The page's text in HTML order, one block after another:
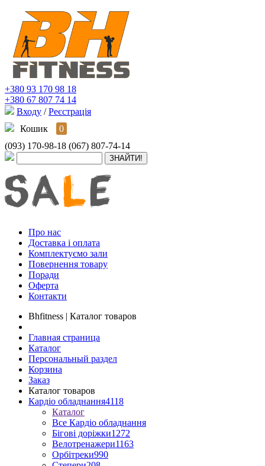
+380 93 170 98 18
+380 67 807 74 14
Входу / Реєстрація
Кошик
0
(093) 170-98-18 (067) 807-74-14
Про нас
Доставка і оплата
Комплектуємо зали
Повернення товару
Поради
Оферта
Контакти
Bhfitness | Каталог товаров
Главная страница
Каталог
Персональный раздел
Корзина
Заказ
Каталог товаров
Кардіо обладнання4118
Каталог
Все Кардіо обладнання
Бігові доріжки1272
Велотренажери1163
Орбітреки990